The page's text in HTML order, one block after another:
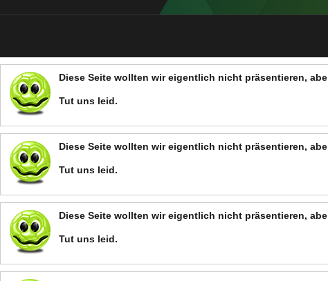
Diese Seite wollten wir eigentlich nicht präsentieren,
Tut uns leid.
Diese Seite wollten wir eigentlich nicht präsentieren,
Tut uns leid.
Diese Seite wollten wir eigentlich nicht präsentieren,
Tut uns leid.